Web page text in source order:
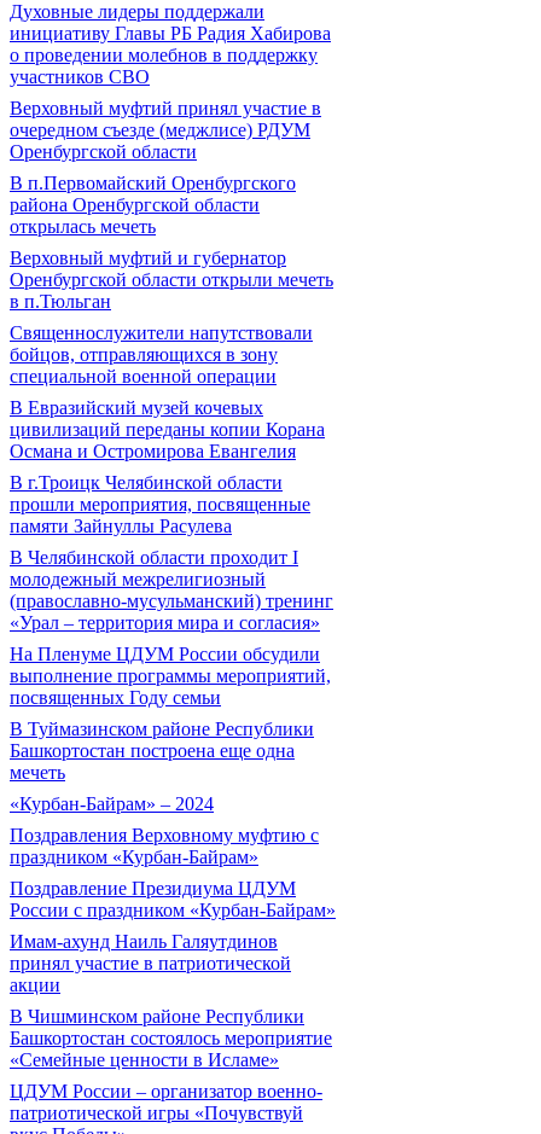
Духовные лидеры поддержали
инициативу Главы РБ Радия Хабирова
о проведении молебнов в поддержку
участников СВО
Верховный муфтий принял участие в
очередном съезде (меджлисе) РДУМ
Оренбургской области
В п.Первомайский Оренбургского
района Оренбургской области
открылась мечеть
Верховный муфтий и губернатор
Оренбургской области открыли мечеть
в п.Тюльган
Священнослужители напутствовали
бойцов, отправляющихся в зону
специальной военной операции
В Евразийский музей кочевых
цивилизаций переданы копии Корана
Османа и Остромирова Евангелия
В г.Троицк Челябинской области
прошли мероприятия, посвященные
памяти Зайнуллы Расулева
В Челябинской области проходит I
молодежный межрелигиозный
(православно-мусульманский) тренинг
«Урал – территория мира и согласия»
На Пленуме ЦДУМ России обсудили
выполнение программы мероприятий,
посвященных Году семьи
В Туймазинском районе Республики
Башкортостан построена еще одна
мечеть
«Курбан-Байрам» – 2024
Поздравления Верховному муфтию с
праздником «Курбан-Байрам»
Поздравление Президиума ЦДУМ
России с праздником «Курбан-Байрам»
Имам-ахунд Наиль Галяутдинов
принял участие в патриотической
акции
В Чишминском районе Республики
Башкортостан состоялось мероприятие
«Семейные ценности в Исламе»
ЦДУМ России – организатор военно-
патриотической игры «Почувствуй